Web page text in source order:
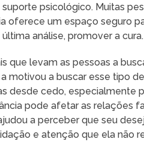
psicológico. Muitas
oferece um espaço seguro
análise, promover a cura.
que levam as pessoas a
motivou a buscar esse tipo
desde cedo, especialmente
pode afetar as relações
a perceber que seu
e atenção que ela não